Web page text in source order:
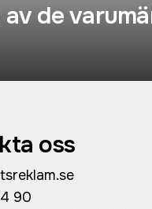
av de
oss
90